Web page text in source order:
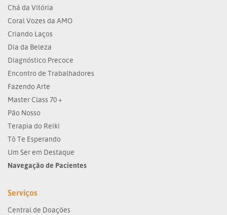
Chá da Vitória
Coral Vozes da AMO
Criando Laços
Dia da Beleza
Diagnóstico Precoce
Encontro de Trabalhadores
Fazendo Arte
Master Class 70 +
Pão Nosso
Terapia do Reiki
Tô Te Esperando
Um Ser em Destaque
Navegação de Pacientes
Serviços
Central de Doações